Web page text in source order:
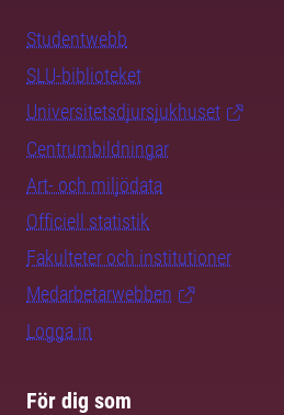
Studentwebb
SLU-biblioteket
Universitetsdjursjukhuset
Centrumbildningar
Art- och miljödata
Officiell statistik
Fakulteter och institutioner
Medarbetarwebben
Logga in
För dig som